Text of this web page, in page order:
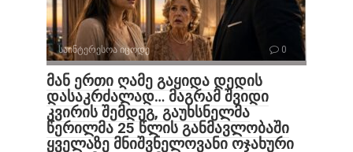
საინტერესოა იცოდე 0
მან ერთი ღამე გაყიდა დედის
დასაკრძალად… მაგრამ შვიდი
კვირის შემდეგ, გაუხსნელმა
წერილმა 25 წლის განმავლობაში
ყველაზე მნიშვნელოვანი ოჯახური